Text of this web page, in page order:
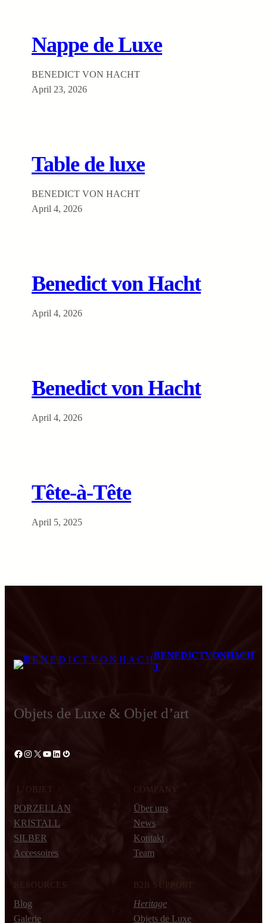
Nappe de Luxe
BENEDICT VON HACHT
April 23, 2026
Table de luxe
BENEDICT VON HACHT
April 4, 2026
Benedict von Hacht
April 4, 2026
Benedict von Hacht
April 4, 2026
Tête-à-Tête
April 5, 2025
B E N E D I C T V O N H A C H
T
Objets de Luxe & Objet d’art
Facebook Instagram X YouTube LinkedIn Gravatar
L’OBJET
PORZELLAN
KRISTALL
SILBER
Accessoires
COMPANY
Über uns
News
Kontakt
Team
RESOURCES
Blog
Galerie
B2B SUPPORT
Heritage
Objets de Luxe